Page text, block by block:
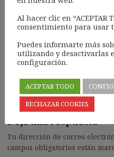
22 enero, 2023 a
De la prostitución
interesará políticamente.
Deja una respuesta
Tu dirección de correo
campos obligatorios están
Al hacer clic en “ACEPTAR
consentimiento para usar
Puedes informarte más
utilizando y desactivarlas
configuración.
ACEPTAR TODO
RECHAZAR COOKIES